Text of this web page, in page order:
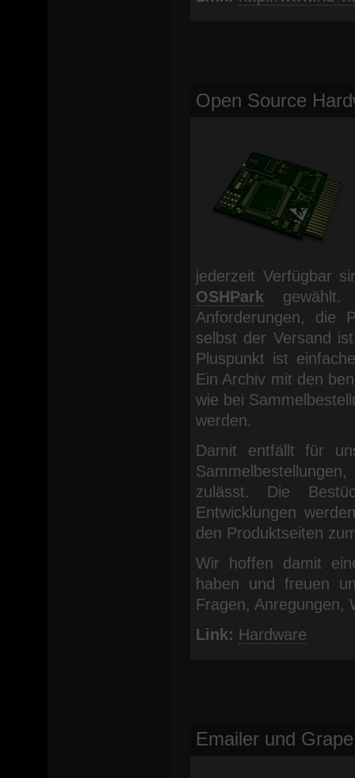
Open Source
jederzeit Verfügbar
OSHPark gewählt.
Anforderungen, die
selbst der Versand
Pluspunkt ist
Ein Archiv mit den
wie bei
werden.
Damit entfällt für
zulässt. Die
Entwicklungen
den Produktseiten
Wir hoffen damit
haben und freuen
Fragen, Anregungen,
Link: Hardware
Emailer und